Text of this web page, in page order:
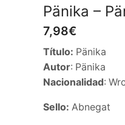
Pänika –
7,98€
Título: Pänika
Autor: Pänika
Nacionalidad:
Sello: Abnegat